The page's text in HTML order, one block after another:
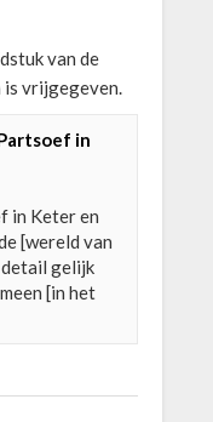
van de
is vrijgegeven.
in
in Keter en
[wereld van
detail gelijk
[in het